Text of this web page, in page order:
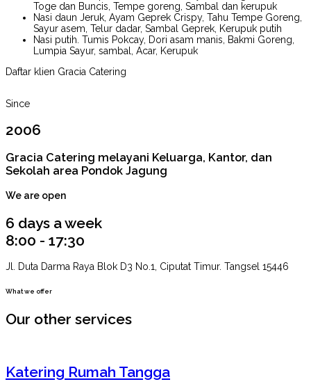
Toge dan Buncis, Tempe goreng, Sambal dan kerupuk
Nasi daun Jeruk, Ayam Geprek Crispy, Tahu Tempe Goreng,
Sayur asem, Telur dadar, Sambal Geprek, Kerupuk putih
Nasi putih. Tumis Pokcay, Dori asam manis, Bakmi Goreng,
Lumpia Sayur, sambal, Acar, Kerupuk
Daftar klien Gracia Catering
Since
2006
Gracia Catering melayani Keluarga, Kantor, dan
Sekolah area Pondok Jagung
We are open
6 days a week
8:00 - 17:30
Jl. Duta Darma Raya Blok D3 No.1, Ciputat Timur. Tangsel 15446
What we offer
Our other services
Katering Rumah Tangga